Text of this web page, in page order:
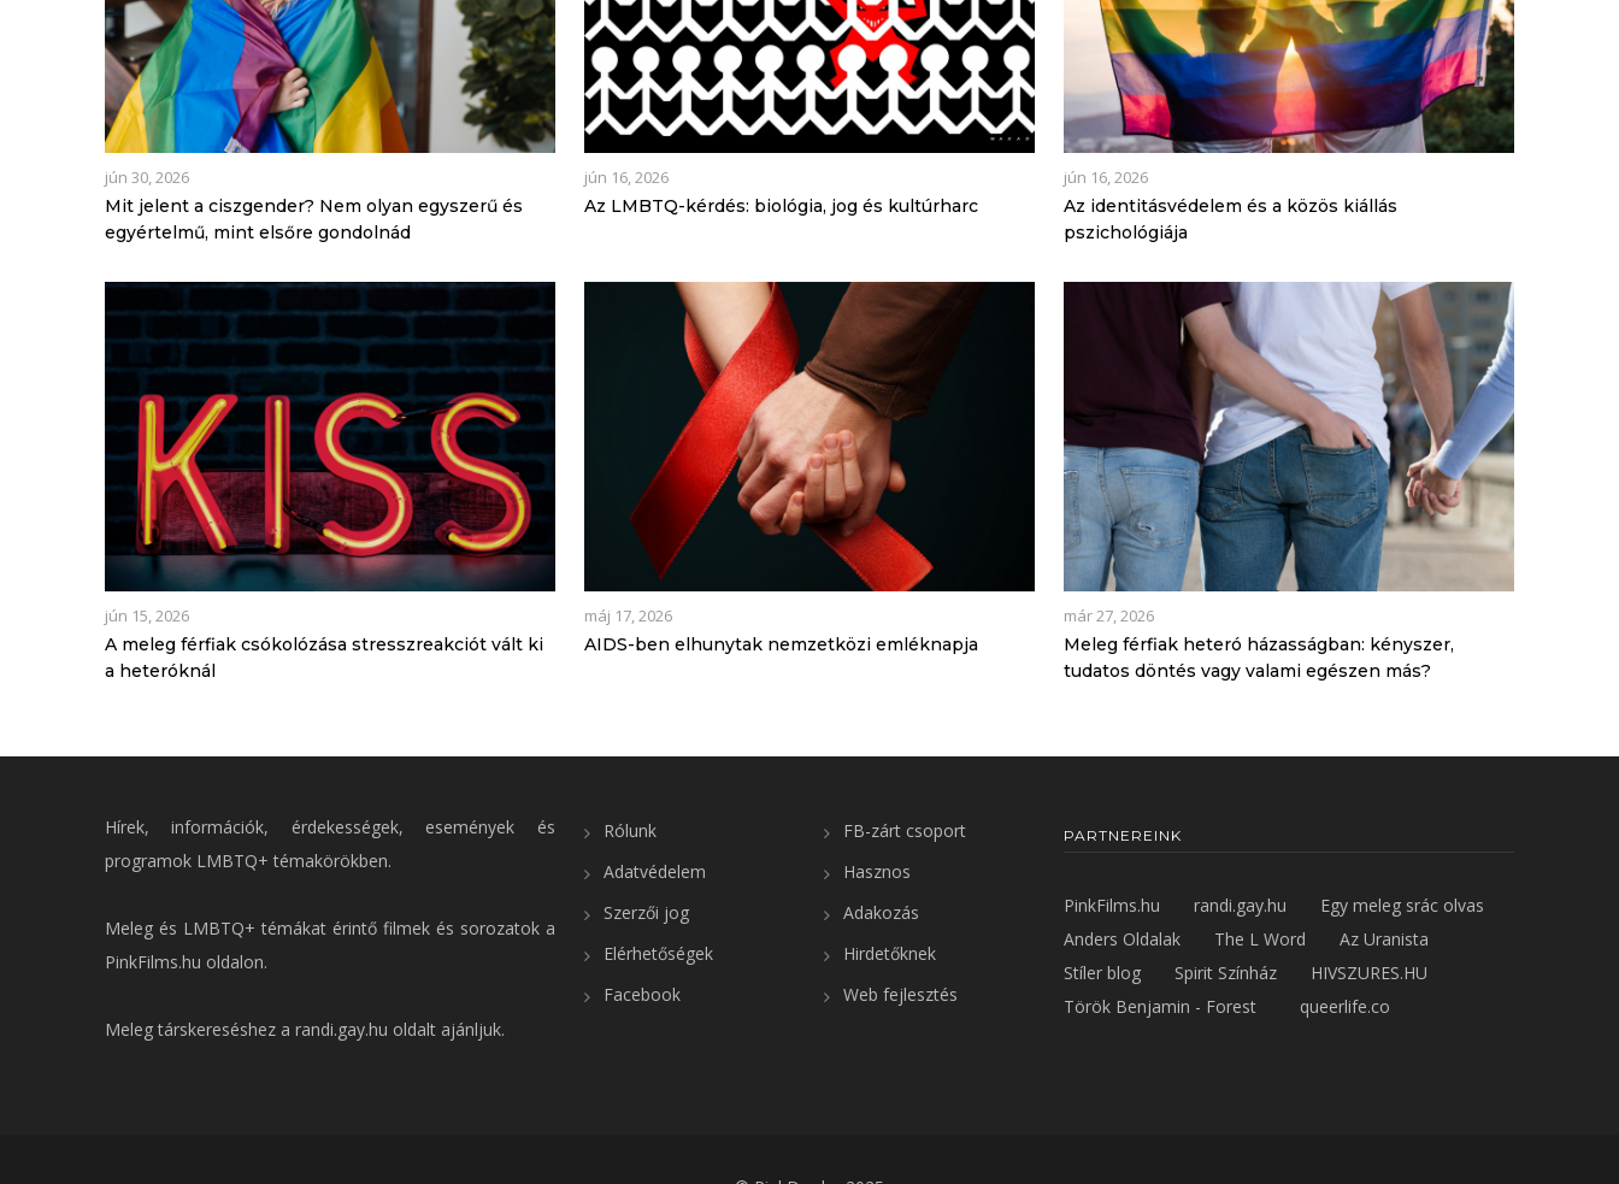
jún 30, 2026
Mit jelent a ciszgender? Nem olyan egyszerű és
egyértelmű, mint elsőre gondolnád
jún 16, 2026
Az LMBTQ-kérdés: biológia, jog és kultúrharc
jún 16, 2026
Az identitásvédelem és a közös kiállás
pszichológiája
jún 15, 2026
A meleg férfiak csókolózása stresszreakciót vált ki
a heteróknál
máj 17, 2026
AIDS-ben elhunytak nemzetközi emléknapja
már 27, 2026
Meleg férfiak heteró házasságban: kényszer,
tudatos döntés vagy valami egészen más?
Hírek, információk, érdekességek, események és
programok LMBTQ+ témakörökben.
Meleg és LMBTQ+ témákat érintő filmek és sorozatok a
PinkFilms.hu oldalon.
Meleg társkereséshez a randi.gay.hu oldalt ajánljuk.
Rólunk
Adatvédelem
Szerzői jog
Elérhetőségek
Facebook
FB-zárt csoport
Hasznos
Adakozás
Hirdetőknek
Web fejlesztés
PARTNEREINK
PinkFilms.hu randi.gay.hu
Egy meleg srác olvas
Anders Oldalak
The L Word
Az Uranista
Stíler blog
Spirit Színház
HIVSZURES.HU
Török Benjamin - Forest
queerlife.co